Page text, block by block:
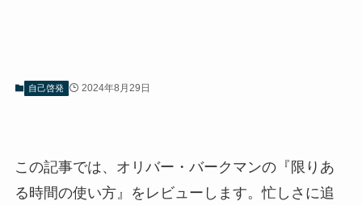
自己啓発 2024年8月29日
この記事では、オリバー・バークマンの『限りあ
る時間の使い方』をレビューします。忙しさに追